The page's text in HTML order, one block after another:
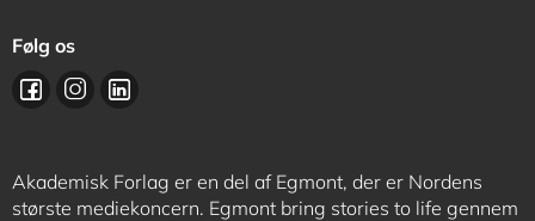
Følg os
Akademisk Forlag er en del af Egmont, der er Nordens
største mediekoncern. Egmont bring stories to life gennem